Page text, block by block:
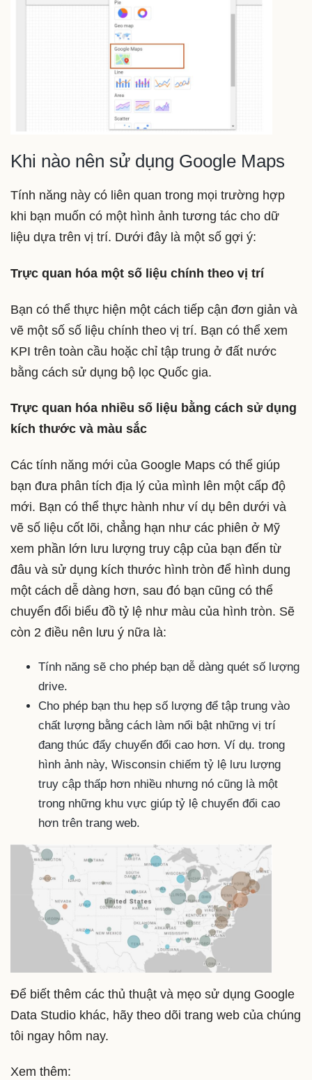
Khi nào nên sử dụng Google Maps
Tính năng này có liên quan trong mọi trường hợp
khi bạn muốn có một hình ảnh tương tác cho dữ
liệu dựa trên vị trí. Dưới đây là một số gợi ý:
Trực quan hóa một số liệu chính theo vị trí
Bạn có thể thực hiện một cách tiếp cận đơn giản và
vẽ một số số liệu chính theo vị trí. Bạn có thể xem
KPI trên toàn cầu hoặc chỉ tập trung ở đất nước
bằng cách sử dụng bộ lọc Quốc gia.
Trực quan hóa nhiều số liệu bằng cách sử dụng
kích thước và màu sắc
Các tính năng mới của Google Maps có thể giúp
bạn đưa phân tích địa lý của mình lên một cấp độ
mới. Bạn có thể thực hành như ví dụ bên dưới và
vẽ số liệu cốt lõi, chẳng hạn như các phiên ở Mỹ
xem phần lớn lưu lượng truy cập của bạn đến từ
đâu và sử dụng kích thước hình tròn để hình dung
một cách dễ dàng hơn, sau đó bạn cũng có thể
chuyển đổi biểu đồ tỷ lệ như màu của hình tròn. Sẽ
còn 2 điều nên lưu ý nữa là:
Tính năng sẽ cho phép bạn dễ dàng quét số lượng
drive.
Cho phép bạn thu hẹp số lượng để tập trung vào
chất lượng bằng cách làm nổi bật những vị trí
đang thúc đẩy chuyển đổi cao hơn. Ví dụ. trong
hình ảnh này, Wisconsin chiếm tỷ lệ lưu lượng
truy cập thấp hơn nhiều nhưng nó cũng là một
trong những khu vực giúp tỷ lệ chuyển đổi cao
hơn trên trang web.
Để biết thêm các thủ thuật và mẹo sử dụng Google
Data Studio khác, hãy theo dõi trang web của chúng
tôi ngay hôm nay.
Xem thêm: